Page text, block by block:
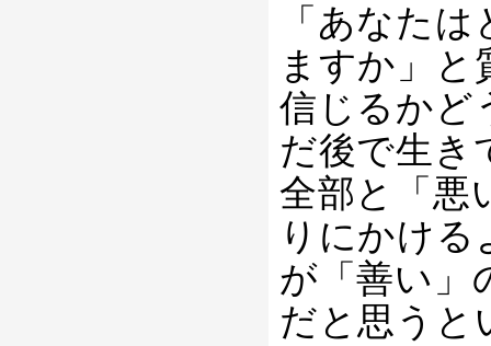
「あなた
ますか」と
信じるかど
だ後で生き
全部と「悪
りにかけ
が「善い」
だと思うと